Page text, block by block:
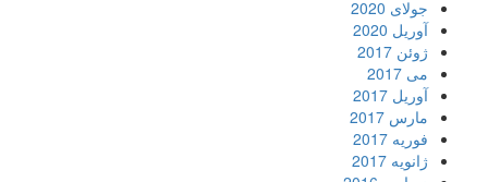
جولای 2020
آوریل 2020
ژوئن 2017
می 2017
آوریل 2017
مارس 2017
فوریه 2017
ژانویه 2017